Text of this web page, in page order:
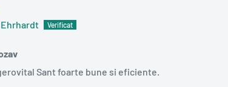
Sant foarte bune si eficiente.